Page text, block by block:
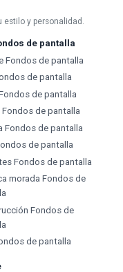
y personalidad.
de pantalla
Fondos de pantalla
de pantalla
de pantalla
Fondos de pantalla
Fondos de pantalla
de pantalla
Fondos de pantalla
morada Fondos de
Fondos de
de pantalla